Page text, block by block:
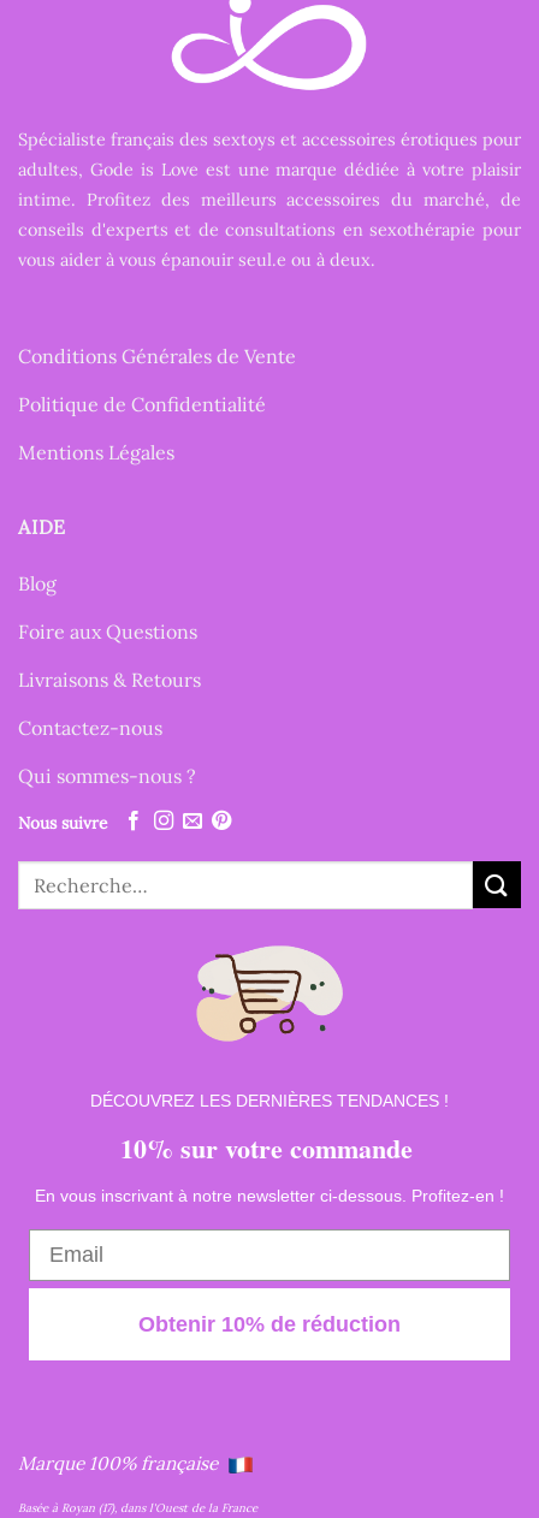
Spécialiste français des sextoys et accessoires érotiques pour
adultes, Gode is Love est une marque dédiée à votre plaisir
intime. Profitez des meilleurs accessoires du marché, de
conseils d'experts et de consultations en sexothérapie pour
vous aider à vous épanouir seul.e ou à deux.
Conditions Générales de Vente
Politique de Confidentialité
Mentions Légales
AIDE
Blog
Foire aux Questions
Livraisons & Retours
Contactez-nous
Qui sommes-nous ?
Nous suivre
pour :
DÉCOUVREZ LES DERNIÈRES TENDANCES !
10% sur votre commande
En vous inscrivant à notre newsletter ci-dessous. Profitez-en !
Obtenir 10% de réduction
Marque 100% française
Basée à Royan (17), dans l'Ouest de la France